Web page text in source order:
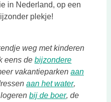
in Nederland, op een
plekje!
weg met kinderen
eens de bijzondere
link opent in een nieuwe tab
vakantieparken aan
een nieuwe tab
aan het waterDeze link
,
bij de boerDeze link
, de